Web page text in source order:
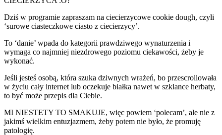
Dziś w programie zapraszam na ciecierzycowe cookie dough, czyli
‘surowe ciasteczkowe ciasto z ciecierzycy’.
To ‘danie’ wpada do kategorii prawdziwego wynaturzenia i
wymaga co najmniej niezdrowego poziomu ciekawości, żeby je
wykonać.
Jeśli jesteś osobą, która szuka dziwnych wrażeń, bo przescrollowała
w życiu cały internet lub oczekuje białka nawet w szklance herbaty,
to być może przepis dla Ciebie.
MI NIESTETY TO SMAKUJE, więc powiem ‘polecam’, ale nie z
jakimś wielkim entuzjazmem, żeby potem nie było, że promuję
patologię.